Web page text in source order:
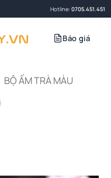
Hotline: 0705.451.451
Báo giá
BỘ ẤM TRÀ MÀU